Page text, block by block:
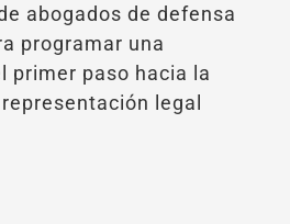
abogados de defensa
programar una
primer paso hacia la
legal